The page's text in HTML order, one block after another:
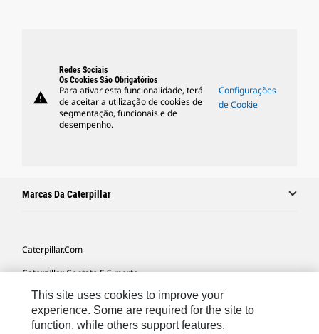
warning
Redes Sociais
Os Cookies São Obrigatórios
Para ativar esta funcionalidade, terá
de aceitar a utilização de cookies de
segmentação, funcionais e de
desempenho.
Configurações
de Cookie
Marcas Da Caterpillar
Caterpillar.com
Caterpillar Contato E Suporte
Minhas Preferências De Marketing
Mapa Do Local
This site uses cookies to improve your
experience. Some are required for the site to
function, while others support features,